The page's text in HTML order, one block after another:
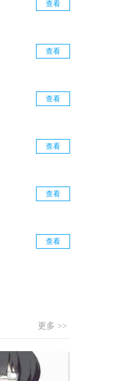
查看
查看
查看
查看
查看
查看
更多 >>